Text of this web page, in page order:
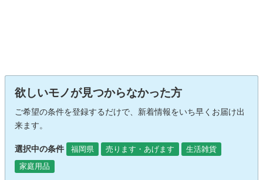
欲しいモノが見つからなかった方
ご希望の条件を登録するだけで、新着情報をいち早くお届け出
来ます。
選択中の条件 福岡県 売ります・あげます
生活雑貨
家庭用品